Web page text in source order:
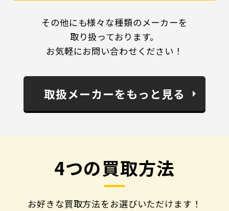
その他にも様々な種類のメーカーを
取り扱っております。
お気軽にお問い合わせください！
取扱メーカーをもっと見る
4つの買取方法
お好きな買取方法をお選びいただけます！